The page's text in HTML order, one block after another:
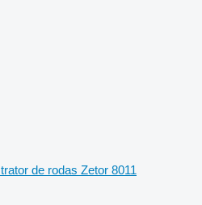
trator de rodas Zetor 8011